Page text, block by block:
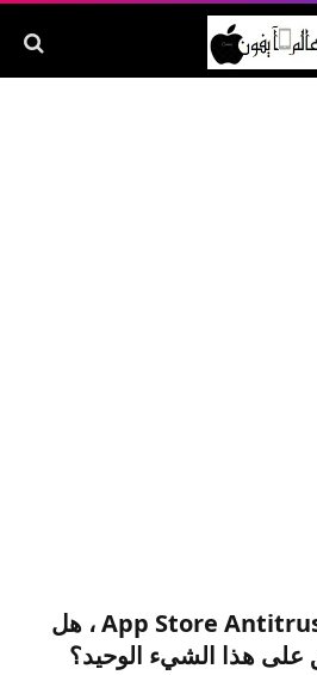
مهما كانت معارك App Store Antitrust ، هل
على هذا الشيء الوحيد؟